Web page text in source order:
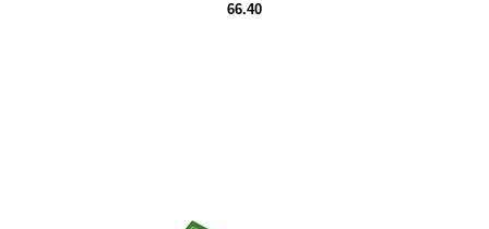
66.40